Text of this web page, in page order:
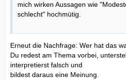
mich wirken Aussagen wie
schlecht" hochmütig.
Erneut die Nachfrage: Wer hat das
Du redest am Thema vorbei,
interpretierst falsch und
bildest daraus eine Meinung.